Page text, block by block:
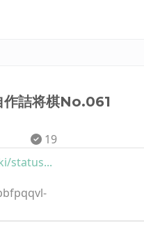
作詰将棋No.061
19
status...